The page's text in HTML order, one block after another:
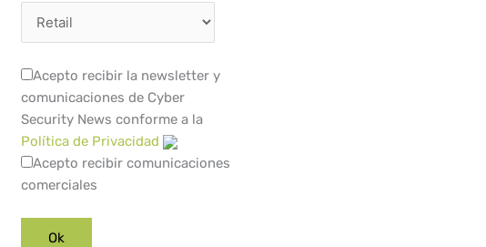
Acepto recibir la newsletter y
comunicaciones de Cyber
Security News conforme a la
Política de Privacidad
Acepto recibir comunicaciones
comerciales